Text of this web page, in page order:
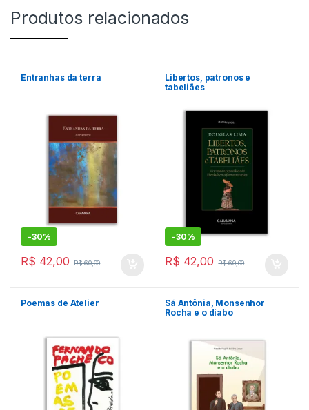
Produtos relacionados
Entranhas da terra
-30%
R$ 42,00 R$60,00
Libertos, patronos e
tabeliães
-30%
R$ 42,00 R$60,00
Poemas de Atelier
Sá Antônia, Monsenhor
Rocha e o diabo